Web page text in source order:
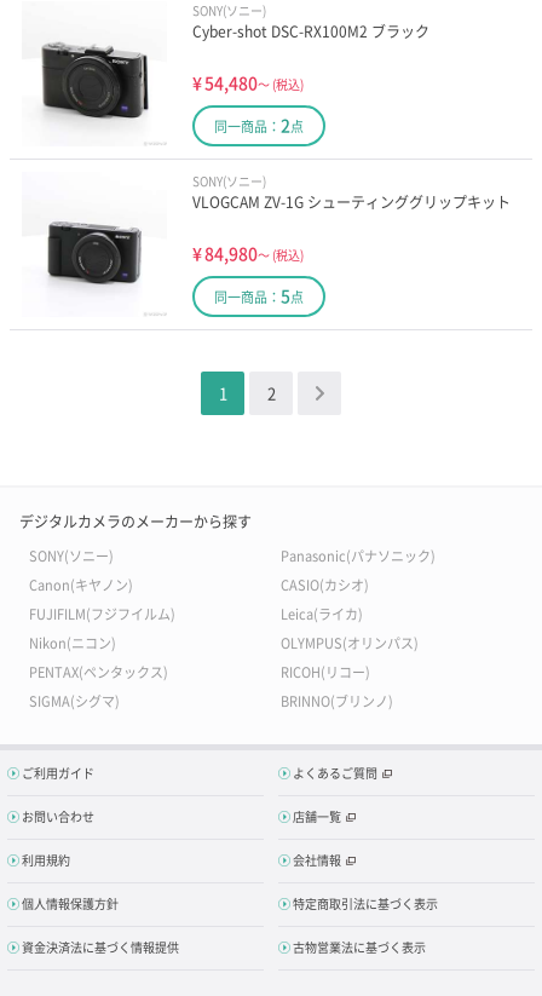
SONY(ソニー)
Cyber-shot DSC-RX100M2 ブラック
¥54,480～ (税込)
同一商品： 2点
SONY(ソニー)
VLOGCAM ZV-1G シューティンググリップキット
¥84,980～ (税込)
同一商品： 5点
1 2 ＞
デジタルカメラのメーカーから探す
SONY(ソニー)
Panasonic(パナソニック)
Canon(キヤノン)
CASIO(カシオ)
FUJIFILM(フジフイルム)
Leica(ライカ)
Nikon(ニコン)
OLYMPUS(オリンパス)
PENTAX(ペンタックス)
RICOH(リコー)
SIGMA(シグマ)
BRINNO(ブリンノ)
ご利用ガイド よくあるご質問
お問い合わせ 店舗一覧
利用規約 会社情報
個人情報保護方針 特定商取引法に基づく表示
資金決済法に基づく情報提供 古物営業法に基づく表示